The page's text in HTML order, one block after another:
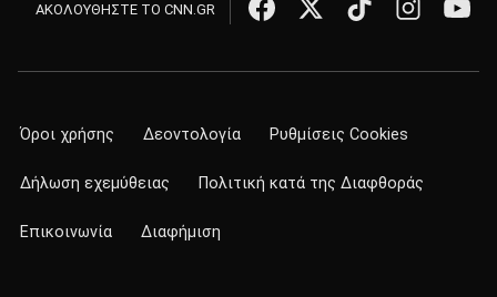
ΑΚΟΛΟΥΘΗΣΤΕ ΤΟ CNN.GR
Όροι χρήσης Δεοντολογία Ρυθμίσεις Cookies
Δήλωση εχεμύθειας Πολιτική κατά της Διαφθοράς
Επικοινωνία Διαφήμιση